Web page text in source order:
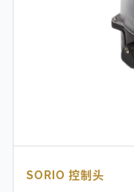
SORIO 控制头